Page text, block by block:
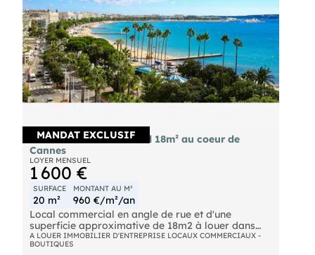
MANDAT EXCLUSIF
A louer local commercial 18m² au coeur de
Cannes
LOYER MENSUEL
1 600 €
SURFACE
20 m²
MONTANT AU M²
960 €/m²/an
Local commercial en angle de rue et d'une
superficie approximative de 18m2 à louer dans
l'hyper-centre de Cannes. À proximité immédiate
du Quai Saint-Pierre et de la promenade de la
A LOUER IMMOBILIER D'ENTREPRISE LOCAUX COMMERCIAUX -
BOUTIQUES